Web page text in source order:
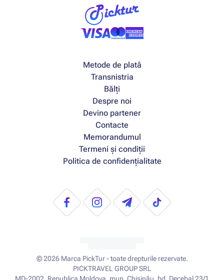
Metode de platâ
Transnistria
Bălți
Despre noi
Devino partener
Contacte
Memorandumul
Termeni și condiții
Politica de confidențialitate
© 2026 Marca PickTur - toate drepturile rezervate.
PICKTRAVEL GROUP SRL